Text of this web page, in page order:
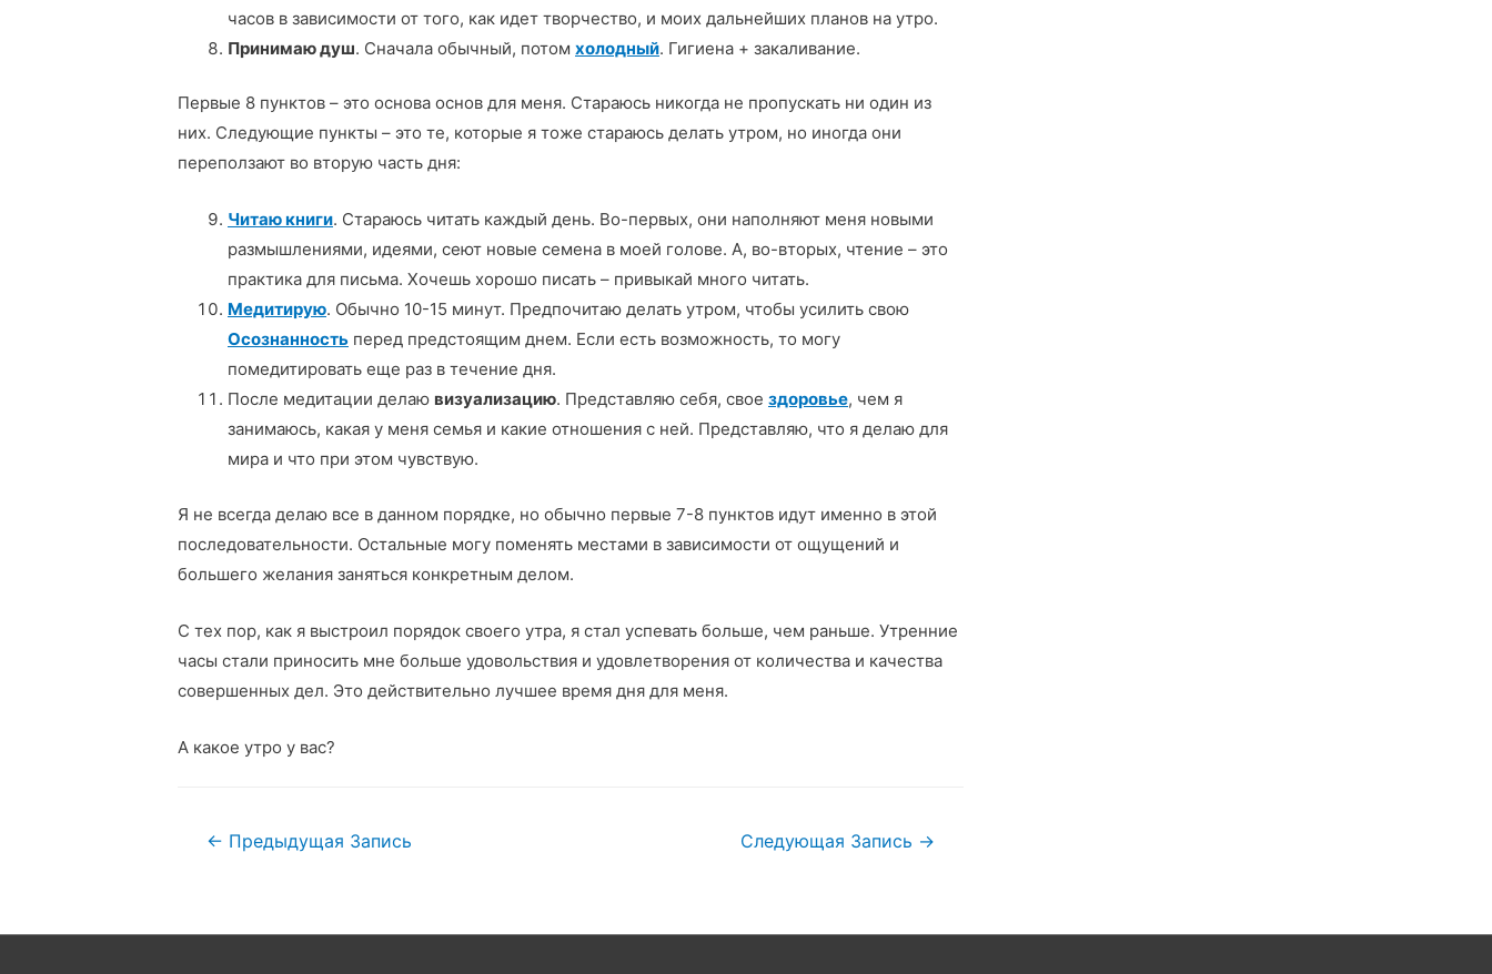
часов в зависимости от того, как идет творчество, и моих дальнейших планов на утро.
Принимаю душ. Сначала обычный, потом холодный. Гигиена + закаливание.
Первые 8 пунктов – это основа основ для меня. Стараюсь никогда не пропускать ни один из
них. Следующие пункты – это те, которые я тоже стараюсь делать утром, но иногда они
переползают во вторую часть дня:
Читаю книги. Стараюсь читать каждый день. Во-первых, они наполняют меня новыми
размышлениями, идеями, сеют новые семена в моей голове. А, во-вторых, чтение – это
практика для письма. Хочешь хорошо писать – привыкай много читать.
Медитирую. Обычно 10-15 минут. Предпочитаю делать утром, чтобы усилить свою
Осознанность перед предстоящим днем. Если есть возможность, то могу
помедитировать еще раз в течение дня.
После медитации делаю визуализацию. Представляю себя, свое здоровье, чем я
занимаюсь, какая у меня семья и какие отношения с ней. Представляю, что я делаю для
мира и что при этом чувствую.
Я не всегда делаю все в данном порядке, но обычно первые 7-8 пунктов идут именно в этой
последовательности. Остальные могу поменять местами в зависимости от ощущений и
большего желания заняться конкретным делом.
С тех пор, как я выстроил порядок своего утра, я стал успевать больше, чем раньше. Утренние
часы стали приносить мне больше удовольствия и удовлетворения от количества и качества
совершенных дел. Это действительно лучшее время дня для меня.
А какое утро у вас?
Навигация
записям
← Предыдущая Запись Следующая Запись →